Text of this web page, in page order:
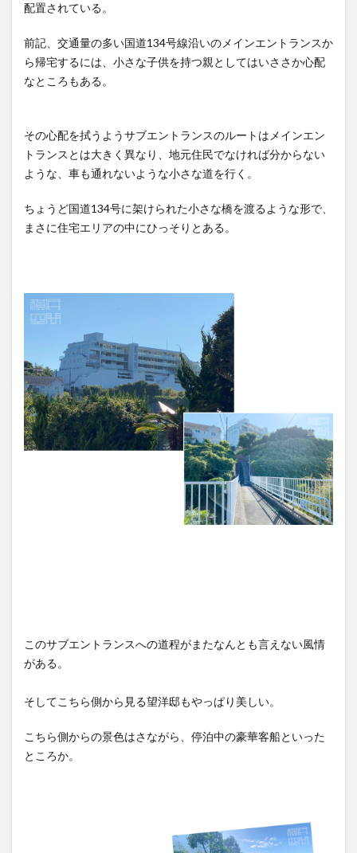
配置されている。
前記、交通量の多い国道134号線沿いのメインエントランスか
ら帰宅するには、小さな子供を持つ親としてはいささか心配
なところもある。
その心配を拭うようサブエントランスのルートはメインエン
トランスとは大きく異なり、地元住民でなければ分からない
ような、車も通れないような小さな道を行く。
ちょうど国道134号に架けられた小さな橋を渡るような形で、
まさに住宅エリアの中にひっそりとある。
このサブエントランスへの道程がまたなんとも言えない風情
がある。
そしてこちら側から見る望洋邸もやっぱり美しい。
こちら側からの景色はさながら、停泊中の豪華客船といった
ところか。